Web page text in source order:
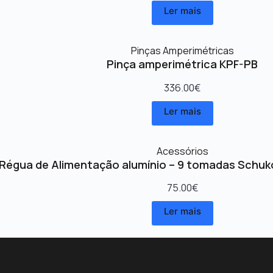
Ler mais
Pinças Amperimétricas
Pinça amperimétrica KPF-PB
336.00€
Ler mais
Acessórios
Régua de Alimentação alumínio – 9 tomadas
75.00€
Ler mais